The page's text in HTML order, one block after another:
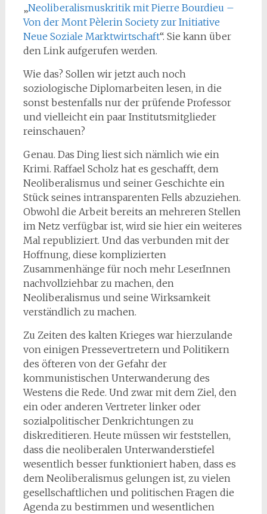
„Neoliberalismuskritik mit Pierre Bourdieu –
Von der Mont Pèlerin Society zur Initiative
Neue Soziale Marktwirtschaft“. Sie kann über
den Link aufgerufen werden.
Wie das? Sollen wir jetzt auch noch
soziologische Diplomarbeiten lesen, in die
sonst bestenfalls nur der prüfende Professor
und vielleicht ein paar Institutsmitglieder
reinschauen?
Genau. Das Ding liest sich nämlich wie ein
Krimi. Raffael Scholz hat es geschafft, dem
Neoliberalismus und seiner Geschichte ein
Stück seines intransparenten Fells abzuziehen.
Obwohl die Arbeit bereits an mehreren Stellen
im Netz verfügbar ist, wird sie hier ein weiteres
Mal republiziert. Und das verbunden mit der
Hoffnung, diese komplizierten
Zusammenhänge für noch mehr LeserInnen
nachvollziehbar zu machen, den
Neoliberalismus und seine Wirksamkeit
verständlich zu machen.
Zu Zeiten des kalten Krieges war hierzulande
von einigen Pressevertretern und Politikern
des öfteren von der Gefahr der
kommunistischen Unterwanderung des
Westens die Rede. Und zwar mit dem Ziel, den
ein oder anderen Vertreter linker oder
sozialpolitischer Denkrichtungen zu
diskreditieren. Heute müssen wir feststellen,
dass die neoliberalen Unterwanderstiefel
wesentlich besser funktioniert haben, dass es
dem Neoliberalismus gelungen ist, zu vielen
gesellschaftlichen und politischen Fragen die
Agenda zu bestimmen und wesentlichen